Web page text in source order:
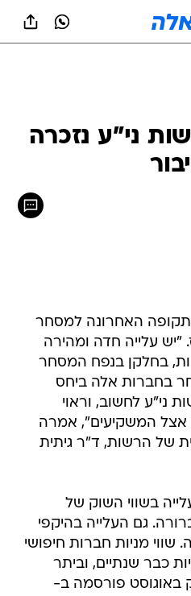
ני"ע נזכרה
האחרונה למסחר
"יש עלייה חדה ומהירה
בחלקן בנפח המסחר
בחברות אלה ביחס
ני"ע לחשוב, וראוי
אצל המשקיעים", אמרה
של הרשות, ד"ר גיתית
בשווי השוק של
גם העלייה בהיקפי
מניות חברות חיפושי
כבר שנתיים, וביתר
פורסמה ב-